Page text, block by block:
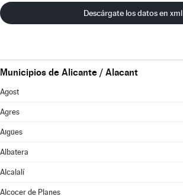
Descárgate los datos en xml
Municipios de Alicante / Alacant
Agost
Agres
Aigües
Albatera
Alcalalí
Alcocer de Planes